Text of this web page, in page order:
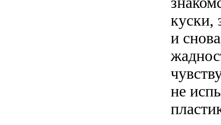
куски,
и
не